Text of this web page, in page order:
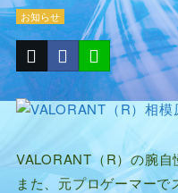
お知らせ
VALORANT（R）の腕自
また、元プロゲーマー